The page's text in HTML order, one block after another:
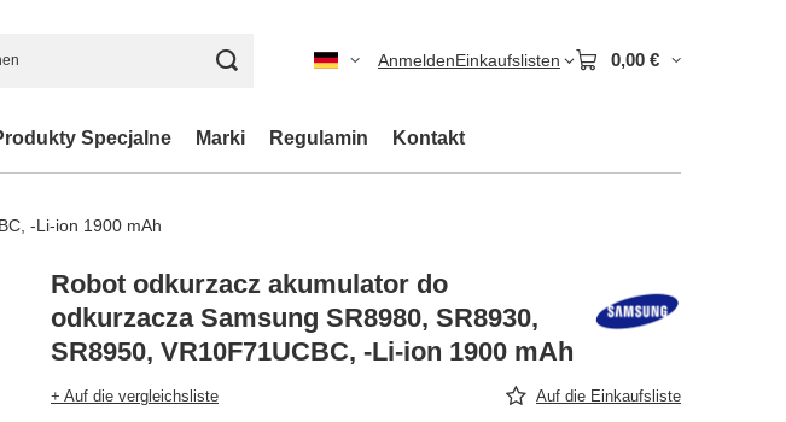
AnmeldenEinkaufslisten 0,00 €
Specjalne Marki Regulamin Kontakt
-Li-ion 1900 mAh
Robot odkurzacz akumulator do
odkurzacza Samsung SR8980, SR8930,
SR8950, VR10F71UCBC, -Li-ion 1900 mAh
+ Auf die vergleichsliste Auf die Einkaufsliste